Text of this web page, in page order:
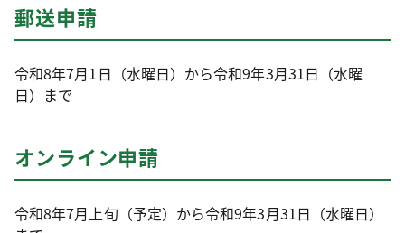
郵送申請
令和8年7月1日（水曜日）から令和9年3月31日（水曜
日）まで
オンライン申請
令和8年7月上旬（予定）から令和9年3月31日（水曜日）